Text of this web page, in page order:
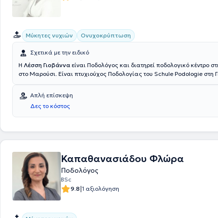
Μύκητες νυχιών Ονυχοκρύπτωση
Σχετικά με την ειδικό
Η Λέσση Γιοβάννα είναι Ποδολόγος και διατηρεί ποδολογικό κέντρο
στο Μαρούσι. Είναι πτυχιούχος Ποδολογίας του Schule Podologie στη
Structural Osteopathy and Soft Chiropractic του Ackermann College.
κλινική εμπειρία έχοντας εργαστεί ως Ποδολόγος στο νοσοκομείο
Στο κέντρο της αναλαμβάνει περιστατικά που απαντώνται σε όλο το
ποδολογίας, απευθυνόμενη σε κάθε άνθρωπο ανεξαρτήτου ηλικίας,
Απλή επίσκεψη
Δες το κόστος
Καπαθανασιάδου Φλώρα
Ποδολόγος
BSc
9.8|1 αξιολόγηση